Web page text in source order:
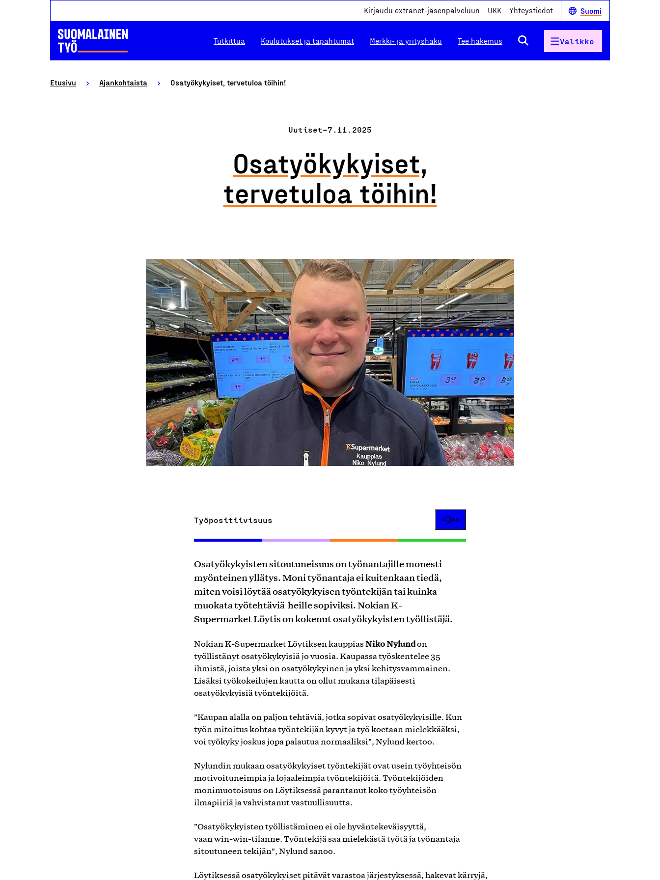
Kirjaudu extranet-jäsenpalveluun UKK Yhteystiedot Suomi
Tutkittua Koulutukset ja tapahtumat Merkki- ja yrityshaku Tee hakemus Valikko
Etusivu Ajankohtaista Osatyökykyiset, tervetuloa töihin!
Uutiset–7.11.2025
Osatyökykyiset,
tervetuloa töihin!
Työpositiivisuus Jaa
Osatyökykyisten sitoutuneisuus on työnantajille monesti
myönteinen yllätys. Moni työnantaja ei kuitenkaan tiedä,
miten voisi löytää osatyökykyisen työntekijän tai kuinka
muokata työtehtäviä heille sopiviksi. Nokian K-
Supermarket Löytis on kokenut osatyökykyisten työllistäjä.
Nokian K-Supermarket Löytiksen kauppias Niko Nylundon
työllistänyt osatyökykyisiä jo vuosia. Kaupassa työskentelee 35
ihmistä, joista yksi on osatyökykyinen ja yksi kehitysvammainen.
Lisäksi työkokeilujen kautta on ollut mukana tilapäisesti
osatyökykyisiä työntekijöitä.
”Kaupan alalla on paljon tehtäviä, jotka sopivat osatyökykyisille. Kun
työn mitoitus kohtaa työntekijän kyvyt ja työ koetaan mielekkääksi,
voi työkyky joskus jopa palautua normaaliksi”, Nylund kertoo.
Nylundin mukaan osatyökykyiset työntekijät ovat usein työyhteisön
motivoituneimpia ja lojaaleimpia työntekijöitä. Työntekijöiden
monimuotoisuus on Löytiksessä parantanut koko työyhteisön
ilmapiiriä ja vahvistanut vastuullisuutta.
”Osatyökykyisten työllistäminen ei ole hyväntekeväisyyttä,
vaan win-win-tilanne. Työntekijä saa mielekästä työtä ja työnantaja
sitoutuneen tekijän”, Nylund sanoo.
Löytiksessä osatyökykyiset pitävät varastoa järjestyksessä, hakevat kärryjä,